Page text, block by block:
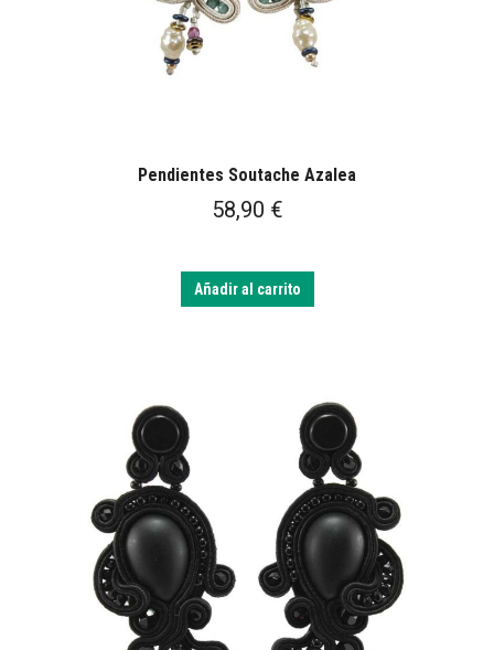
Pendientes Soutache Azalea
58,90 €
Añadir al carrito